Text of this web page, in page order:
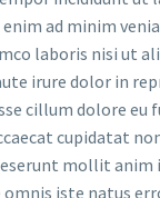
ad minim
laboris nisi ut
irure dolor in
cillum dolore eu
cupidatat
mollit anim
omnis iste natus